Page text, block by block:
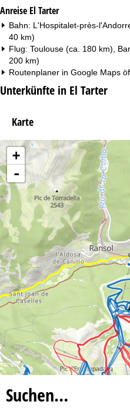
Anreise El Tarter
Bahn: L'Hospitalet-près-
40 km)
Flug: Toulouse (ca. 180 km),
200 km)
Routenplaner in Google Maps
Unterkünfte in El Tarter
Karte
+
-
Suchen…